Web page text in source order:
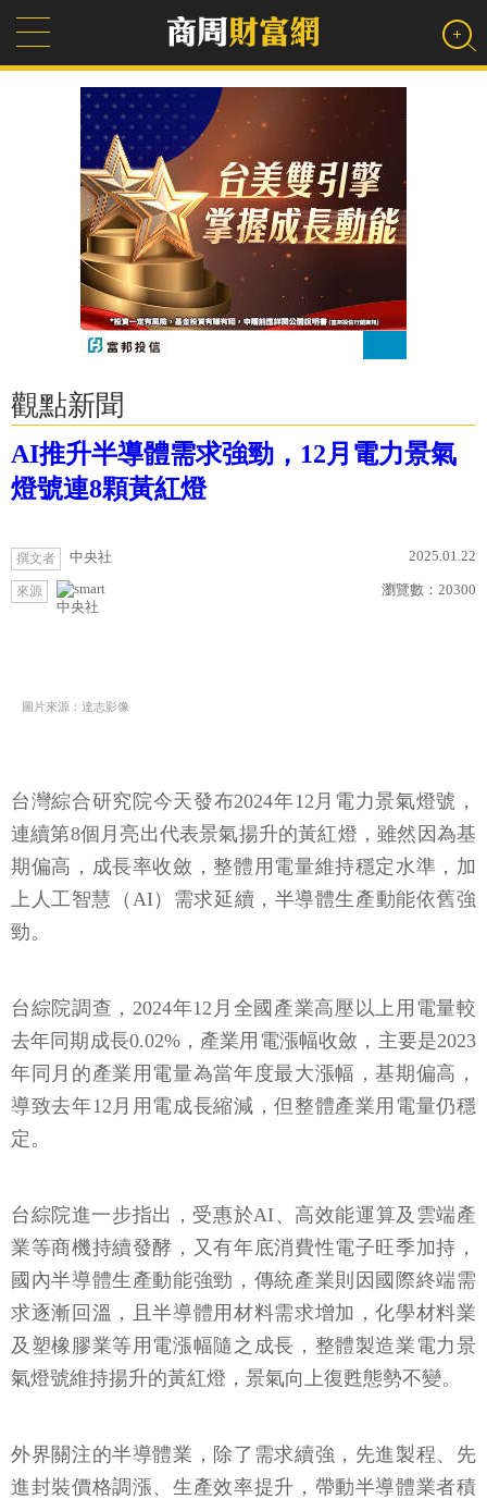
觀點新聞
AI推升半導體需求強勁，12月電力景氣
燈號連8顆黃紅燈
撰文者 中央社 2025.01.22
來源
中央社
瀏覽數： 20300
圖片來源：達志影像
台灣綜合研究院今天發布2024年12月電力景氣燈號，
連續第8個月亮出代表景氣揚升的黃紅燈，雖然因為基
期偏高，成長率收斂，整體用電量維持穩定水準，加
上人工智慧（AI）需求延續，半導體生產動能依舊強
勁。
台綜院調查，2024年12月全國產業高壓以上用電量較
去年同期成長0.02%，產業用電漲幅收斂，主要是2023
年同月的產業用電量為當年度最大漲幅，基期偏高，
導致去年12月用電成長縮減，但整體產業用電量仍穩
定。
台綜院進一步指出，受惠於AI、高效能運算及雲端產
業等商機持續發酵，又有年底消費性電子旺季加持，
國內半導體生產動能強勁，傳統產業則因國際終端需
求逐漸回溫，且半導體用材料需求增加，化學材料業
及塑橡膠業等用電漲幅隨之成長，整體製造業電力景
氣燈號維持揚升的黃紅燈，景氣向上復甦態勢不變。
外界關注的半導體業，除了需求續強，先進製程、先
進封裝價格調漲、生產效率提升，帶動半導體業者積